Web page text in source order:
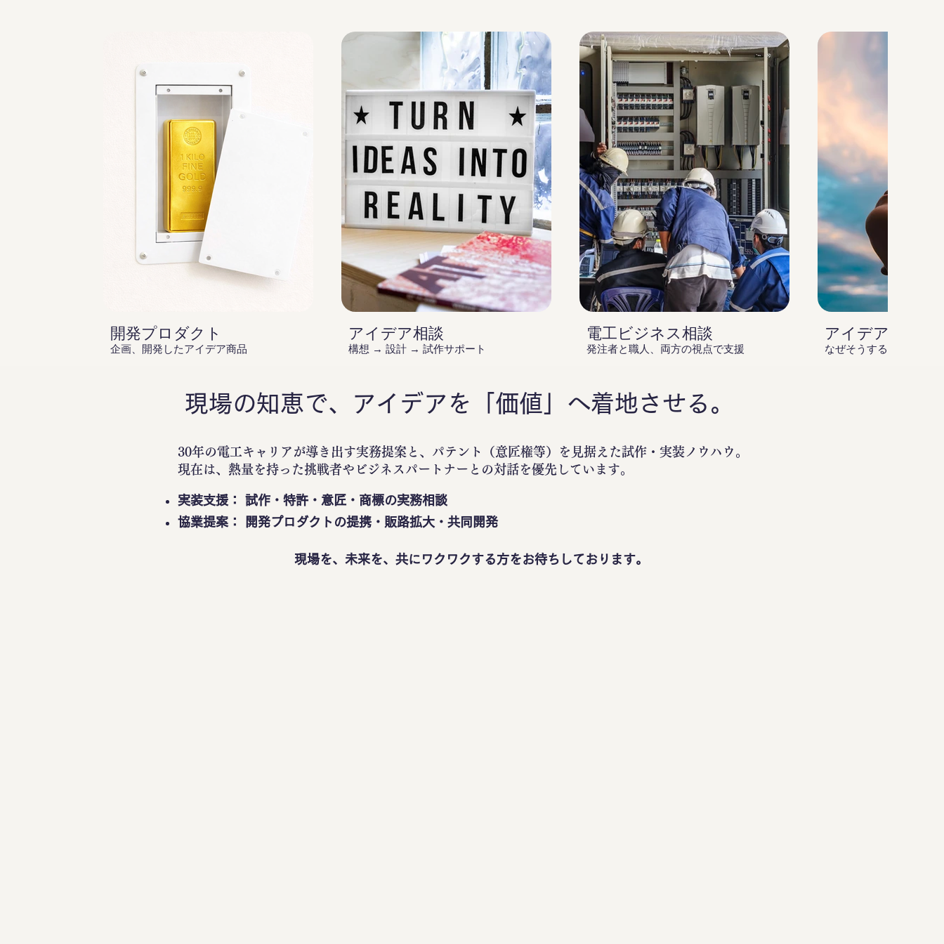
開発プロダクト
企画、開発したアイデア商品
アイデア相談
構想 → 設計 → 試作サポート
電工ビジネス相談
発注者と職人、両方の視点で支援
アイデア庵の思
なぜそうするのか？を伝
現場の知恵で、アイデアを「価値」へ着地させる。
30年の電工キャリアが導き出す実務提案と、パテント（意匠権等）を見据えた試作・実装ノウハウ。
現在は、熱量を持った挑戦者やビジネスパートナーとの対話を優先しています。
実装支援： 試作・特許・意匠・商標の実務相談
協業提案： 開発プロダクトの提携・販路拡大・共同開発
現場を、未来を、共にワクワクする方をお待ちしております。